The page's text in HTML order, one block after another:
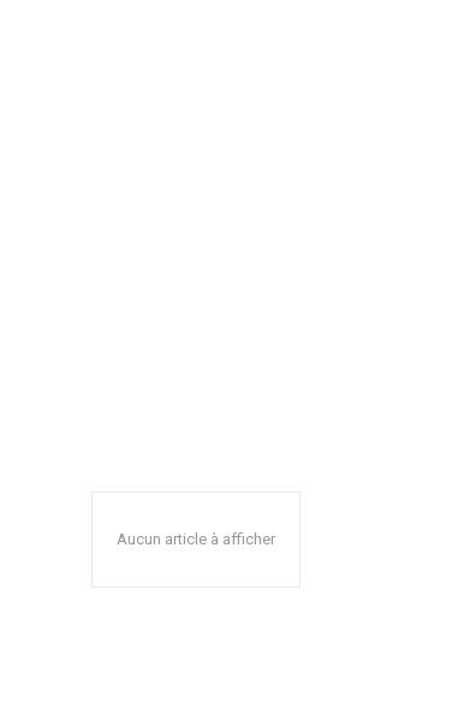
Aucun article à afficher